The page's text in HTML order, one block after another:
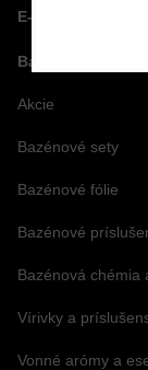
E-SHOP
Bazénová
Akcie
Bazénové sety
Bazénové fólie
Bazénové
Bazénová chémia
Vírivky a
Vonné arómy a